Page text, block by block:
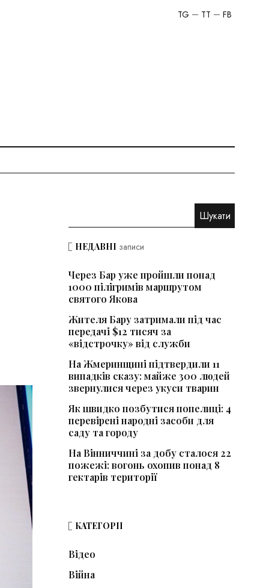
FB
TT
TG
НЕДАВНІ записи
Через Бар уже пройшли понад
1000 пілігримів маршрутом
святого Якова
Жителя Бару затримали під час
передачі $12 тисяч за
«відстрочку» від служби
На Жмеринщині підтвердили 11
випадків сказу: майже 300 людей
звернулися через укуси тварин
Як швидко позбутися попелиці: 4
перевірені народні засоби для
саду та городу
На Вінниччині за добу сталося 22
пожежі: вогонь охопив понад 8
гектарів території
КАТЕГОРІЇ
Відео
Війна